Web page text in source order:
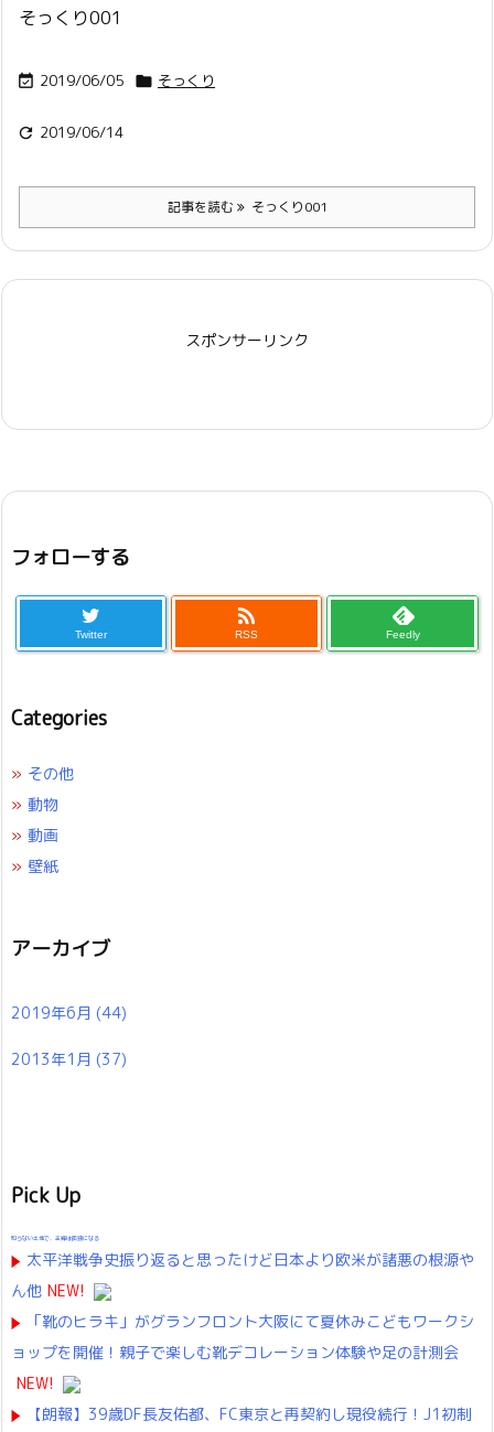
そっくり001
 2019/06/05  そっくり
 2019/06/14
記事を読む そっくり001
スポンサーリンク
フォローする
Twitter

RSS Feedly
Categories
» その他
» 動物
» 動画
» 壁紙
アーカイブ
2019年6月 (44)
2013年1月 (37)
Pick Up
知らない土地で、主婦は孤独になる
太平洋戦争史振り返ると思ったけど日本より欧米が諸悪の根源や
ん他 NEW!
「靴のヒラキ」がグランフロント大阪にて夏休みこどもワークシ
ョップを開催！親子で楽しむ靴デコレーション体験や足の計測会
NEW!
【朗報】39歳DF長友佑都、FC東京と再契約し現役続行！J1初制